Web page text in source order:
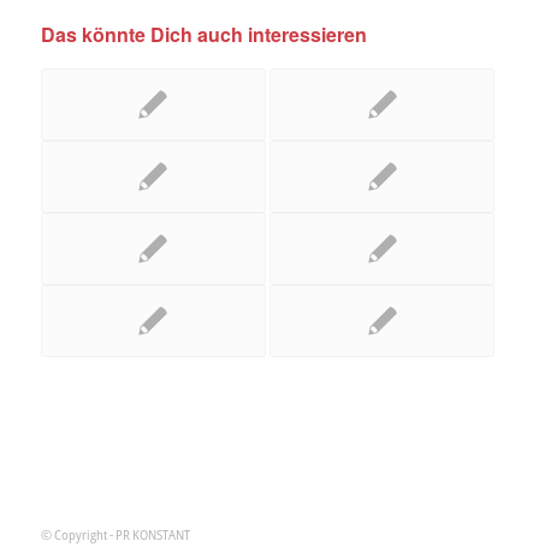
Das könnte Dich auch interessieren
© Copyright - PR KONSTANT